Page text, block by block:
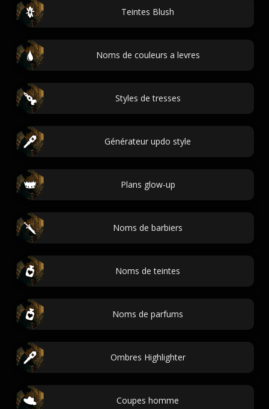
Teintes Blush
Noms de couleurs a levres
Styles de tresses
Générateur updo style
Plans glow-up
Noms de barbiers
Noms de teintes
Noms de parfums
Ombres Highlighter
Coupes homme